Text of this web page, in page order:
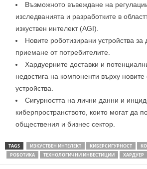
Възможното въвеждане на
изследванията и разработките в
изкуствен интелект (AGI).
Новите роботизирани устройства за
приемане от потребителите.
Хардуерните доставки и
недостига на компоненти върху
устройства.
Сигурността на лични данни и
киберпространството, които могат да
обществения и бизнес сектор.
TAGS ИЗКУСТВЕН ИНТЕЛЕКТ КИБЕРСИГУРНОСТ
РОБОТИКА
ТЕХНОЛОГИЧНИ ИНВЕСТИЦИИ ХАРДУЕР